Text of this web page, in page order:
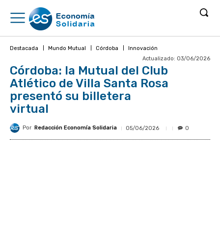
Destacada Mundo Mutual Córdoba
Innovación
Actualizado: 03/06/2026
Córdoba: la Mutual del Club
Atlético de Villa Santa Rosa
presentó su billetera
virtual
Por Redacción Economía Solidaria 05/06/2026 0